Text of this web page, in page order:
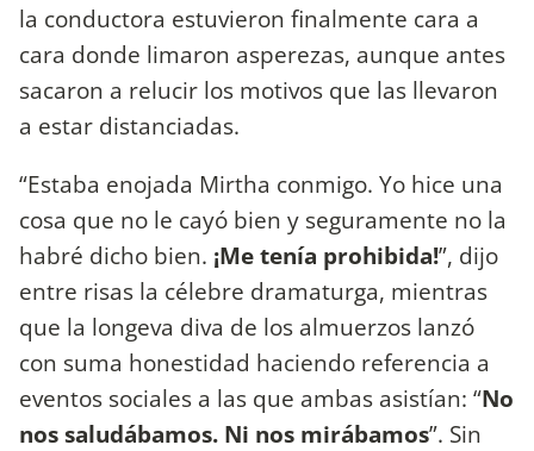
la conductora estuvieron finalmente cara a
cara donde limaron asperezas, aunque antes
sacaron a relucir los motivos que las llevaron
a estar distanciadas.
“Estaba enojada Mirtha conmigo. Yo hice una
cosa que no le cayó bien y seguramente no la
habré dicho bien. ¡Me tenía prohibida!”, dijo
entre risas la célebre dramaturga, mientras
que la longeva diva de los almuerzos lanzó
con suma honestidad haciendo referencia a
eventos sociales a las que ambas asistían: “No
nos saludábamos. Ni nos mirábamos”. Sin